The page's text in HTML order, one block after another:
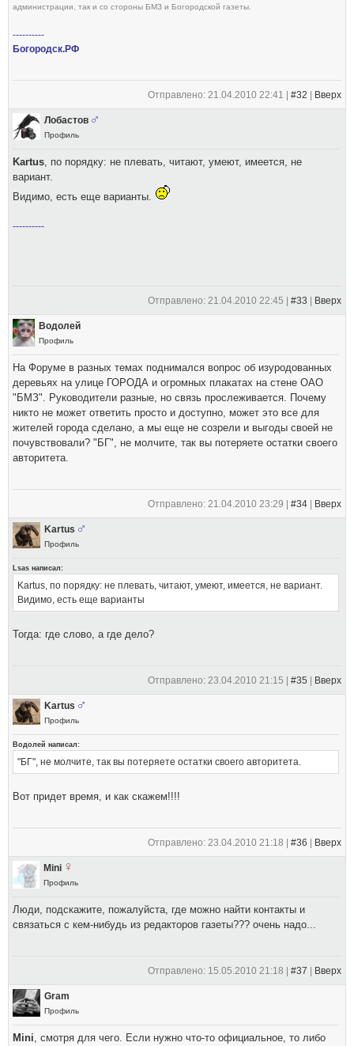
администрации, так и со стороны БМЗ и Богородской газеты.
----------
Богородск.РФ
Отправлено: 21.04.2010 22:41 | #32 Вверх
Лобастов
Профиль
Kartus, по порядку: не плевать, читают, умеют, имеется, не
вариант.
Видимо, есть еще варианты.
----------
Отправлено: 21.04.2010 22:45 | #33 Вверх
Водолей
Профиль
На Форуме в разных темах поднимался вопрос об изуродованных
деревьях на улице ГОРОДА и огромных плакатах на стене ОАО
"БМЗ". Руководители разные, но связь прослеживается. Почему
никто не может ответить просто и доступно, может это все для
жителей города сделано, а мы еще не созрели и выгоды своей не
почувствовали? "БГ", не молчите, так вы потеряете остатки своего
авторитета.
Отправлено: 21.04.2010 23:29 | #34 Вверх
Kartus
Профиль
Lsas написал:
Kartus, по порядку: не плевать, читают, умеют, имеется, не вариант.
Видимо, есть еще варианты
Тогда: где слово, а где дело?
Отправлено: 23.04.2010 21:15 | #35 Вверх
Kartus
Профиль
Водолей написал:
"БГ", не молчите, так вы потеряете остатки своего авторитета.
Вот придет время, и как скажем!!!!
Отправлено: 23.04.2010 21:18 | #36 Вверх
Mini
Профиль
Люди, подскажите, пожалуйста, где можно найти контакты и
связаться с кем-нибудь из редакторов газеты??? очень надо...
Отправлено: 15.05.2010 21:18 | #37 Вверх
Gram
Профиль
Mini, смотря для чего. Если нужно что-то официальное, то либо